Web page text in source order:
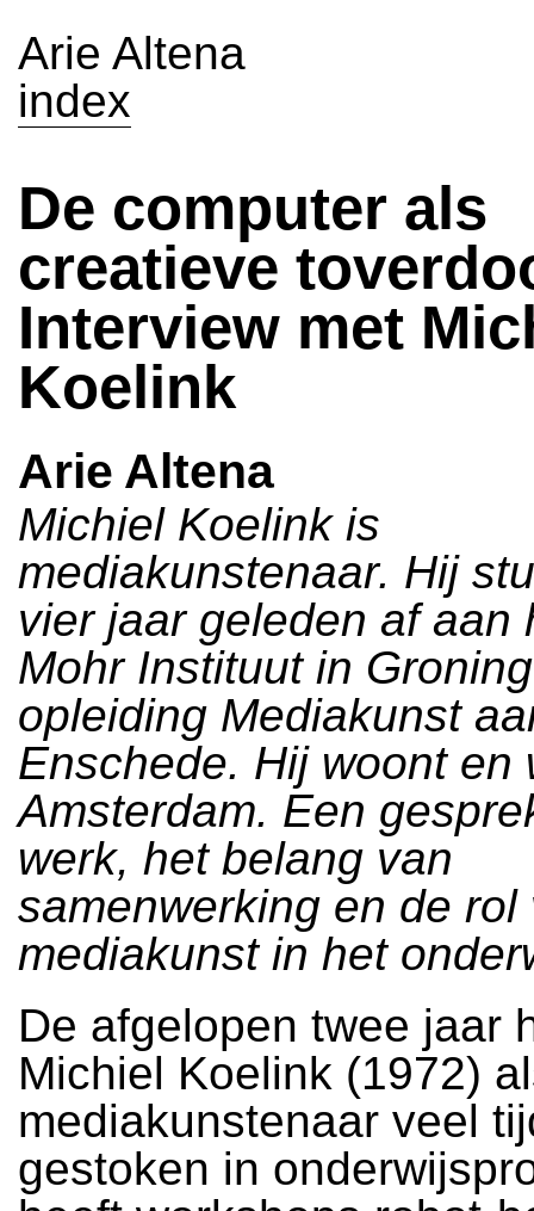
Arie Altena
index
De computer als
creatieve
Interview met
Koelink
Arie Altena
Michiel Koelink is
mediakunstenaar. Hij
vier jaar geleden af aan
Mohr Instituut in
opleiding Mediakunst
Enschede. Hij woont en
Amsterdam. Een
werk, het belang van
samenwerking en de rol
mediakunst in het
De afgelopen twee jaar
Michiel Koelink (1972)
mediakunstenaar veel
gestoken in